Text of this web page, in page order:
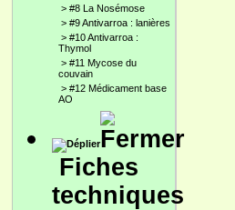
> #8 La Nosémose
> #9 Antivarroa : lanières
> #10 Antivarroa :
Thymol
> #11 Mycose du
couvain
> #12 Médicament base
AO
Fiches
techniques